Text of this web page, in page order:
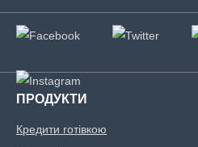
ПРОДУКТИ
Кредити готівкою